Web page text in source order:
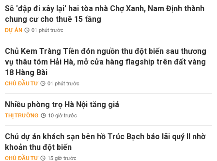
Sẽ 'đập đi xây lại' hai tòa nhà Chợ Xanh, Nam Định thành
chung cư cho thuê 15 tầng
DỰ ÁN 01 phút trước
Chủ Kem Tràng Tiền đón nguồn thu đột biến sau thương
vụ thâu tóm Hải Hà, mở cửa hàng flagship trên đất vàng
18 Hàng Bài
CHỦ ĐẦU TƯ 01 phút trước
Nhiều phòng trọ Hà Nội tăng giá
THỊ TRƯỜNG 10 giờ trước
Chủ dự án khách sạn bên hồ Trúc Bạch báo lãi quý II nhờ
khoản thu đột biến
CHỦ ĐẦU TƯ 15 giờ trước